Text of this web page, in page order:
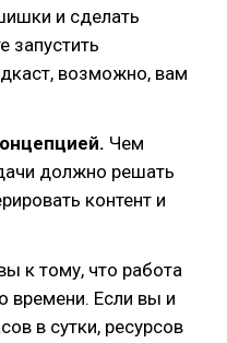
и сделать
запустить
возможно, вам
Чем
должно решать
контент и
к тому, что работа
времени. Если вы и
в сутки, ресурсов